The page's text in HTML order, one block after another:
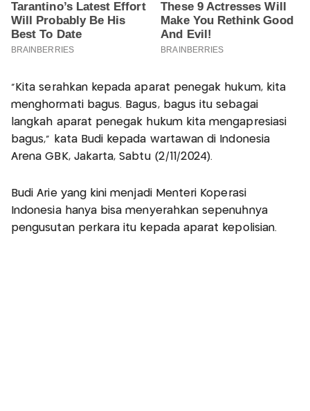
"Kita serahkan kepada aparat penegak hukum, kita
menghormati bagus. Bagus, bagus itu sebagai
langkah aparat penegak hukum kita mengapresiasi
bagus," kata Budi kepada wartawan di Indonesia
Arena GBK, Jakarta, Sabtu (2/11/2024).
Budi Arie yang kini menjadi Menteri Koperasi
Indonesia hanya bisa menyerahkan sepenuhnya
pengusutan perkara itu kepada aparat kepolisian.